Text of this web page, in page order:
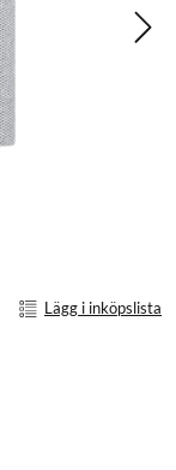
Lägg i inköpslista